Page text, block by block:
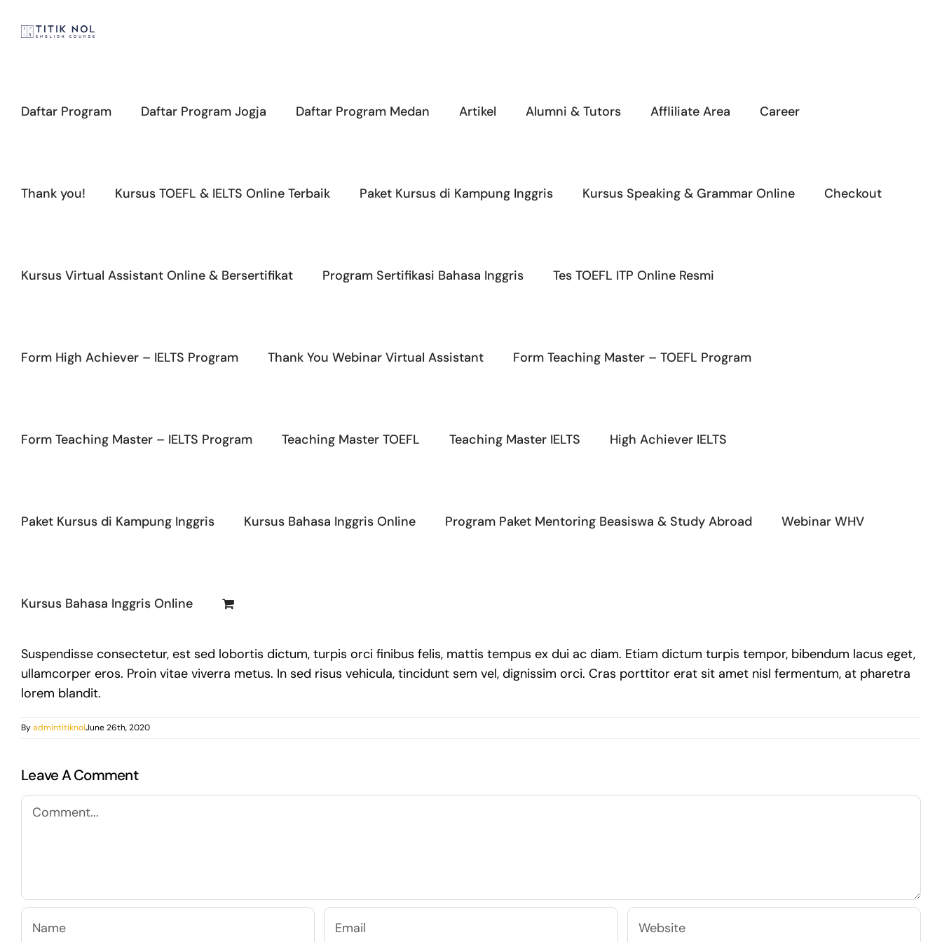
Daftar Program Daftar Program Jogja Daftar Program Medan Artikel Alumni & Tutors Affliliate Area Career
Thank you! Kursus TOEFL & IELTS Online Terbaik Paket Kursus di Kampung Inggris Kursus Speaking & Grammar Online Checkout
Kursus Virtual Assistant Online & Bersertifikat Program Sertifikasi Bahasa Inggris Tes TOEFL ITP Online Resmi
Form High Achiever – IELTS Program Thank You Webinar Virtual Assistant Form Teaching Master – TOEFL Program
Form Teaching Master – IELTS Program Teaching Master TOEFL Teaching Master IELTS High Achiever IELTS
Paket Kursus di Kampung Inggris Kursus Bahasa Inggris Online Program Paket Mentoring Beasiswa & Study Abroad Webinar WHV
Kursus Bahasa Inggris Online
Suspendisse consectetur, est sed lobortis dictum, turpis orci finibus felis, mattis tempus ex dui ac diam. Etiam dictum turpis tempor, bibendum lacus eget,
ullamcorper eros. Proin vitae viverra metus. In sed risus vehicula, tincidunt sem vel, dignissim orci. Cras porttitor erat sit amet nisl fermentum, at pharetra
lorem blandit.
ByadmintitiknolJune 26th, 2020
Leave A Comment
Comment